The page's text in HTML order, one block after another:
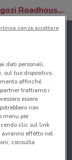
Negozi Roadhouse Restaurant
dati personali,
sul tuo dispositivo.
affinché
trattiamo i
essere
non
menu per
clic sul link
effetto nel
consulta
senza accettare